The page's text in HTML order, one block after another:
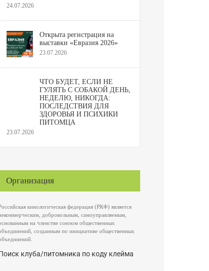
24.07.2026
Открыта регистрация на
выставки «Евразия 2026»
23.07.2026
ЧТО БУДЕТ, ЕСЛИ НЕ
ГУЛЯТЬ С СОБАКОЙ ДЕНЬ,
НЕДЕЛЮ, НИКОГДА:
ПОСЛЕДСТВИЯ ДЛЯ
ЗДОРОВЬЯ И ПСИХИКИ
ПИТОМЦА
23.07.2026
Организация
кинологическая федерация (РКФ) является
добровольным, самоуправляемым,
на членстве союзом общественных
созданным по инициативе общественных
клуба/питомника по коду клейма